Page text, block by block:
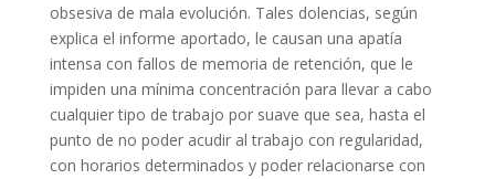
obsesiva de mala evolución. Tales dolencias, según
explica el informe aportado, le causan una apatía
intensa con fallos de memoria de retención, que le
impiden una mínima concentración para llevar a cabo
cualquier tipo de trabajo por suave que sea, hasta el
punto de no poder acudir al trabajo con regularidad,
con horarios determinados y poder relacionarse con